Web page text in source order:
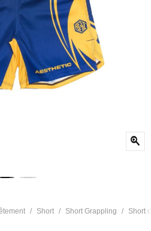
zoom_in
Short Short Grappling Short